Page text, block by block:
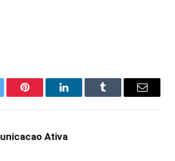
Pinterest LinkedInTumblr Email
Ativa